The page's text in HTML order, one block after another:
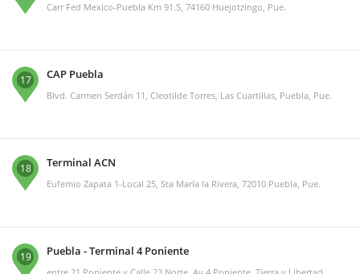
Carr Fed Mexico-Puebla Km 91.5, 74160 Huejotzingo, Pue.
17 CAP Puebla
Blvd. Carmen Serdán 11, Cleotilde Torres, Las Cuartillas, Puebla, Pue.
18 Terminal ACN
Eufemio Zapata 1-Local 25, Sta María la Rivera, 72010 Puebla, Pue.
19 Puebla - Terminal 4 Poniente